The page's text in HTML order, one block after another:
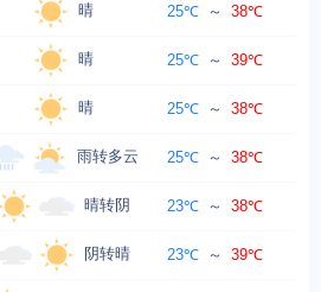
晴 25℃ ～ 38℃
晴 25℃ ～ 39℃
晴 25℃ ～ 38℃
雨转多云 25℃ ～ 38℃
晴转阴 23℃ ～ 38℃
阴转晴 23℃ ～ 39℃